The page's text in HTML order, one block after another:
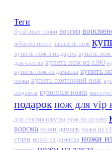
Теги
булатные ножи ворсма
жбанов ножи заказать нож
купить нож в подарок купить нож
для охоты купить нож из s390
купить нож из дамаска купить
ножи купить охотничий нож
подарок кухонные ножи
подарокнож для vip
для снятия шкуры нож на кухню
ворсма ножи дамаск ножи из
стали ножи из дамаска ножи